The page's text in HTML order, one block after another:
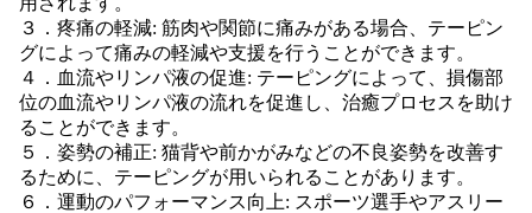
３．疼痛の軽減: 筋肉や関節に痛みがある場合、テーピン
グによって痛みの軽減や支援を行うことができます。
４．血流やリンパ液の促進: テーピングによって、損傷部
位の血流やリンパ液の流れを促進し、治癒プロセスを助け
ることができます。
５．姿勢の補正: 猫背や前かがみなどの不良姿勢を改善す
るために、テーピングが用いられることがあります。
６．運動のパフォーマンス向上: スポーツ選手やアスリー